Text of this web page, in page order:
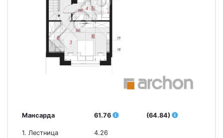
Мансарда 61.76 (64.84)
1. Лестница 4.26